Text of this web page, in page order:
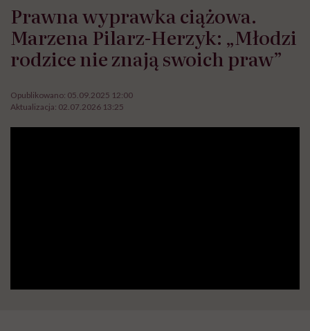
Prawna wyprawka ciążowa.
Marzena Pilarz-Herzyk: „Młodzi
rodzice nie znają swoich praw”
Opublikowano: 05.09.2025 12:00
Aktualizacja: 02.07.2026 13:25